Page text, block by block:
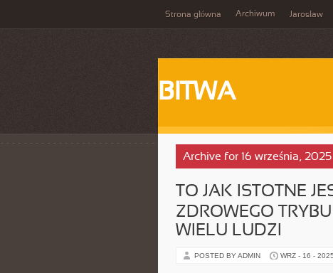
Strona główna Archiwum Jarosław
BITWA
Archive for 16 września, 2025
TO JAK ISTOTNE
ZDROWEGO
WIELU LUDZI
POSTED BY ADMIN WRZ - 16 - 2025